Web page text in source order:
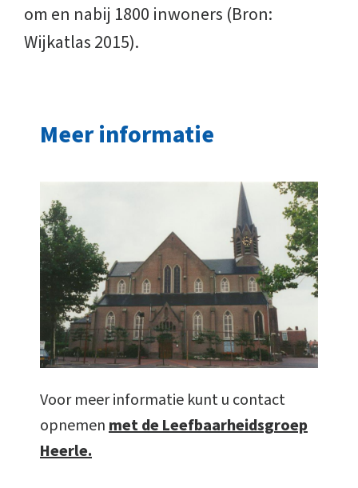
om en nabij 1800 inwoners (Bron:
Wijkatlas 2015).
Meer informatie
Voor meer informatie kunt u contact
opnemenmet de Leefbaarheidsgroep
Heerle.